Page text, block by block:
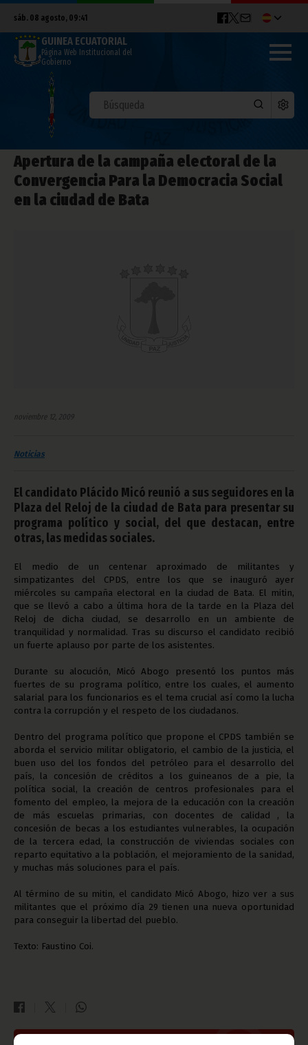
sáb. 08 agosto, 09:41
GUINEA ECUATORIAL
Página Web Institucional del
Gobierno
Apertura de la campaña electoral de la
Convergencia Para la Democracia Social
en la ciudad de Bata
noviembre 12, 2009
Noticias
El candidato Plácido Micó reunió a sus seguidores en la
Plaza del Reloj de la ciudad de Bata para presentar su
programa político y social, del que destacan, entre
otras, las medidas sociales.
El medio de un centenar aproximado de militantes y
simpatizantes del CPDS, entre los que se inauguró ayer
miércoles su campaña electoral en la ciudad de Bata. El mitin,
que se llevó a cabo a última hora de la tarde en la Plaza del
Reloj de dicha ciudad, se desarrollo en un ambiente de
tranquilidad y normalidad. Tras su discurso el candidato recibió
un fuerte aplauso por parte de los asistentes.
Durante su alocución, Micó Abogo presentó los puntos más
fuertes de su programa político, entre los cuales, el aumento
salarial para los funcionarios es el tema crucial así como la lucha
contra la corrupción y el respeto de los ciudadanos.
Dentro del programa político que propone el CPDS también se
aborda el servicio militar obligatorio, el cambio de la justicia, el
buen uso del los fondos del petróleo para el desarrollo del
país, la concesión de créditos a los guineanos de a pie, la
política social, la creación de centros profesionales para el
fomento del empleo, la mejora de la educación con la creación
de más escuelas primarias, con docentes de calidad , la
concesión de becas a los estudiantes vulnerables, la ocupación
de la tercera edad, la construcción de viviendas sociales con
reparto equitativo a la población, el mejoramiento de la sanidad,
y muchas más soluciones para el país.
Al término de su mitin, el candidato Micó Abogo, hizo ver a sus
militantes que el próximo día 29 tienen una nueva oportunidad
para conseguir la libertad del pueblo.
Texto: Faustino Coi.